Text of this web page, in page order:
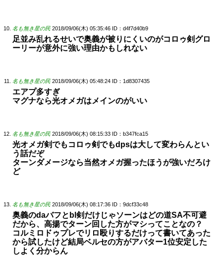
名も無き星の民 2018/09/06(木) 05:35:46 ID：d4f7d40b9
足並み乱れるせいで奥義が被りにくいのがコロゥ剣グロ
ーリーが意外に強い理由かもしれない
名も無き星の民 2018/09/06(木) 05:48:24 ID：1d8307435
エアプ多すぎ
マグナなら光オメガはメインのがいい
名も無き星の民 2018/09/06(木) 08:15:33 ID：b347fca15
光オメガ剣でもコロゥ剣でもdpsは大して変わらんとい
う話だぞ
ターンダメージなら当然オメガ握ったほうが強いだろけ
ど
名も無き星の民 2018/09/06(木) 08:17:36 ID：9dcf33c48
奥義のdaバフとbl剣だけじゃソーンはどの道SA不可避
だから、高揚でターン回した方がマシってことなの？
コルミロドゥプレでリロ殴りするだけって書いてあった
から試したけど結局ベルセの方がアバター1位安定した
しよく分からん